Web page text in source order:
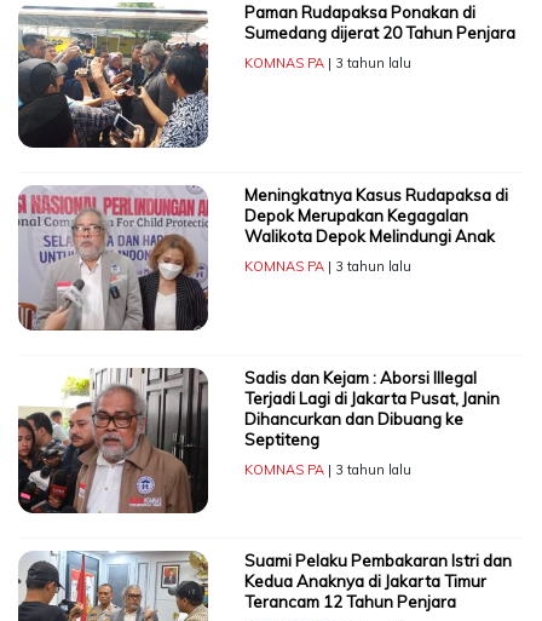
Paman Rudapaksa Ponakan di
Sumedang dijerat 20 Tahun Penjara
KOMNAS PA| 3 tahun lalu
Meningkatnya Kasus Rudapaksa di
Depok Merupakan Kegagalan
Walikota Depok Melindungi Anak
KOMNAS PA| 3 tahun lalu
Sadis dan Kejam : Aborsi Illegal
Terjadi Lagi di Jakarta Pusat, Janin
Dihancurkan dan Dibuang ke
Septiteng
KOMNAS PA| 3 tahun lalu
Suami Pelaku Pembakaran Istri dan
Kedua Anaknya di Jakarta Timur
Terancam 12 Tahun Penjara